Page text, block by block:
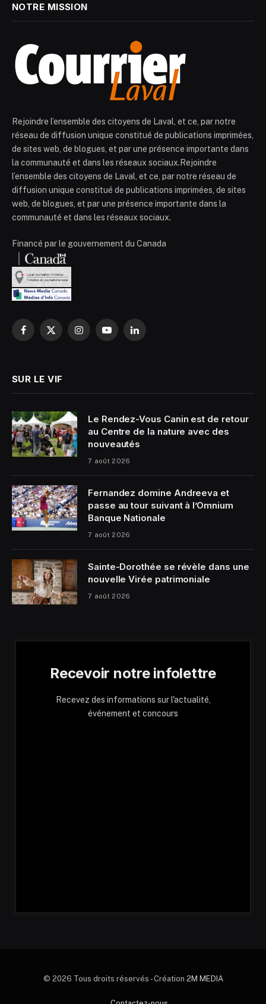
NOTRE MISSION
Rejoindre l’ensemble des citoyens de Laval, et ce, par notre
réseau de diffusion unique constitué de publications imprimées,
de sites web, de blogues, et par une présence importante dans
la communauté et dans les réseaux sociaux.Rejoindre
l’ensemble des citoyens de Laval, et ce, par notre réseau de
diffusion unique constitué de publications imprimées, de sites
web, de blogues, et par une présence importante dans la
communauté et dans les réseaux sociaux.
Financé par le gouvernement du Canada
Facebook
X
InstagramYouTubeLinkedIn
SUR LE VIF
Le Rendez-Vous Canin est de retour
au Centre de la nature avec des
nouveautés
7 août 2026
Fernandez domine Andreeva et
passe au tour suivant à l’Omnium
Banque Nationale
7 août 2026
Sainte-Dorothée se révèle dans une
nouvelle Virée patrimoniale
7 août 2026
Recevoir notre infolettre
Recevez des informations sur l'actualité,
événement et concours
© 2026 Tous droits réservés - Création 2M MEDIA